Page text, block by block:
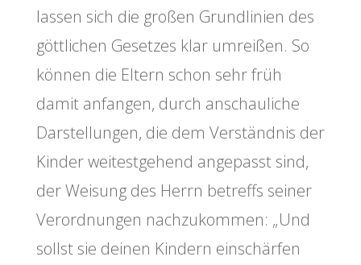
lassen sich die großen Grundlinien des
göttlichen Gesetzes klar umreißen. So
können die Eltern schon sehr früh
damit anfangen, durch anschauliche
Darstellungen, die dem Verständnis der
Kinder weitestgehend angepasst sind,
der Weisung des Herrn betreffs seiner
Verordnungen nachzukommen: „Und
sollst sie deinen Kindern einschärfen